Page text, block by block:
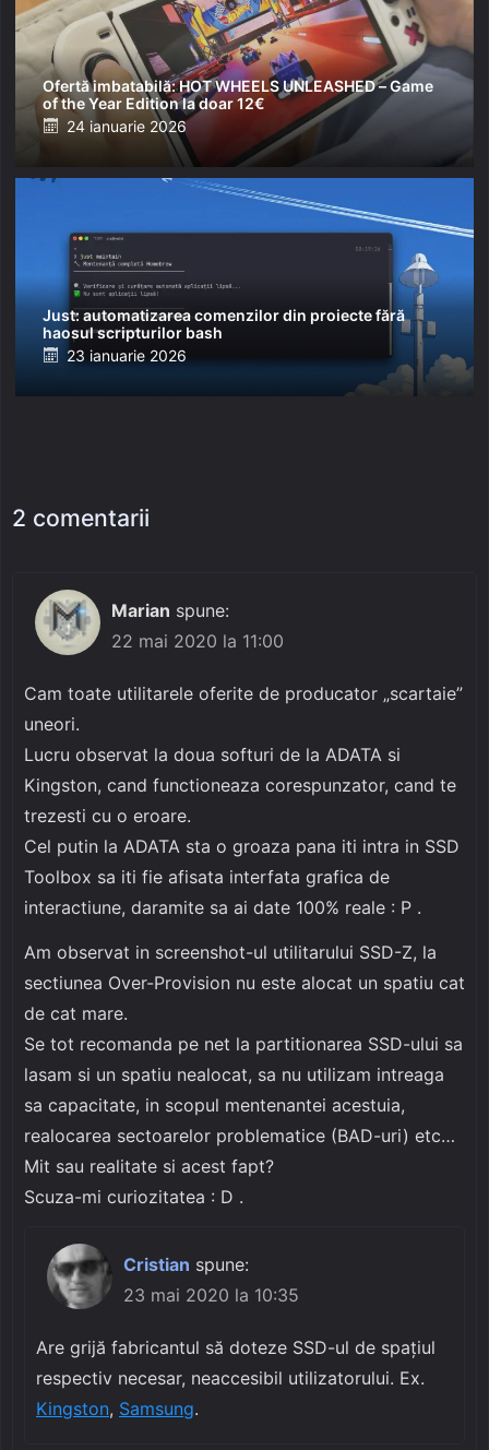
Ofertă imbatabilă: HOT WHEELS UNLEASHED – Game
of the Year Edition la doar 12€
Posted
24 ianuarie 2026
Just: automatizarea comenzilor din proiecte fără
haosul scripturilor bash
Posted
23 ianuarie 2026
2 comentarii
Marian spune:
22 mai 2020 la 11:00
Cam toate utilitarele oferite de producator „scartaie”
uneori.
Lucru observat la doua softuri de la ADATA si
Kingston, cand functioneaza corespunzator, cand te
trezesti cu o eroare.
Cel putin la ADATA sta o groaza pana iti intra in SSD
Toolbox sa iti fie afisata interfata grafica de
interactiune, daramite sa ai date 100% reale : P .
Am observat in screenshot-ul utilitarului SSD-Z, la
sectiunea Over-Provision nu este alocat un spatiu cat
de cat mare.
Se tot recomanda pe net la partitionarea SSD-ului sa
lasam si un spatiu nealocat, sa nu utilizam intreaga
sa capacitate, in scopul mentenantei acestuia,
realocarea sectoarelor problematice (BAD-uri) etc…
Mit sau realitate si acest fapt?
Scuza-mi curiozitatea : D .
Cristian spune:
23 mai 2020 la 10:35
Are grijă fabricantul să doteze SSD-ul de spațiul
respectiv necesar, neaccesibil utilizatorului. Ex.
Kingston, Samsung.